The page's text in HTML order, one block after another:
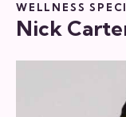
WELLNESS
Nick